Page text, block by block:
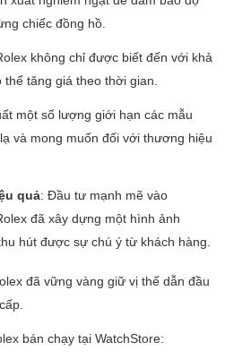
chiếc đồng hồ.
không chỉ được biết đến với khả
tăng giá theo thời gian.
một số lượng giới hạn các mẫu
và mong muốn đối với thương hiệu
quả: Đầu tư mạnh mẽ vào
đã xây dựng một hình ảnh
hút được sự chú ý từ khách hàng.
đã vững vàng giữ vị thế dẫn đầu
bán chạy tại WatchStore: